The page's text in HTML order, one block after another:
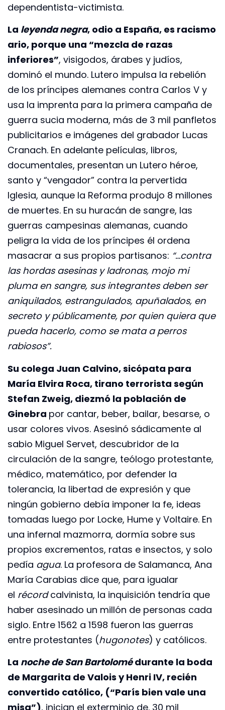
dependentista-victimista.
La leyenda negra, odio a España, es racismo
ario, porque una “mezcla de razas
inferiores”, visigodos, árabes y judíos,
dominó el mundo. Lutero impulsa la rebelión
de los príncipes alemanes contra Carlos V y
usa la imprenta para la primera campaña de
guerra sucia moderna, más de 3 mil panfletos
publicitarios e imágenes del grabador Lucas
Cranach. En adelante películas, libros,
documentales, presentan un Lutero héroe,
santo y “vengador” contra la pervertida
Iglesia, aunque la Reforma produjo 8 millones
de muertes. En su huracán de sangre, las
guerras campesinas alemanas, cuando
peligra la vida de los príncipes él ordena
masacrar a sus propios partisanos: “…contra
las hordas asesinas y ladronas, mojo mi
pluma en sangre, sus integrantes deben ser
aniquilados, estrangulados, apuñalados, en
secreto y públicamente, por quien quiera que
pueda hacerlo, como se mata a perros
rabiosos”.
Su colega Juan Calvino, sicópata para
María Elvira Roca, tirano terrorista según
Stefan Zweig, diezmó la población de
Ginebra por cantar, beber, bailar, besarse, o
usar colores vivos. Asesinó sádicamente al
sabio Miguel Servet, descubridor de la
circulación de la sangre, teólogo protestante,
médico, matemático, por defender la
tolerancia, la libertad de expresión y que
ningún gobierno debía imponer la fe, ideas
tomadas luego por Locke, Hume y Voltaire. En
una infernal mazmorra, dormía sobre sus
propios excrementos, ratas e insectos, y solo
pedía agua. La profesora de Salamanca, Ana
María Carabias dice que, para igualar
el récordcalvinista, la inquisición tendría que
haber asesinado un millón de personas cada
siglo. Entre 1562 a 1598 fueron las guerras
entre protestantes (hugonotes) y católicos.
La noche de San Bartolomédurante la boda
de Margarita de Valois y Henri IV, recién
convertido católico, (“París bien vale una
misa”), inician el exterminio de. 30 mil